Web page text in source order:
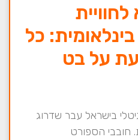
כל
על בט
בישראל עבר שדרוג
חובבי הספורט